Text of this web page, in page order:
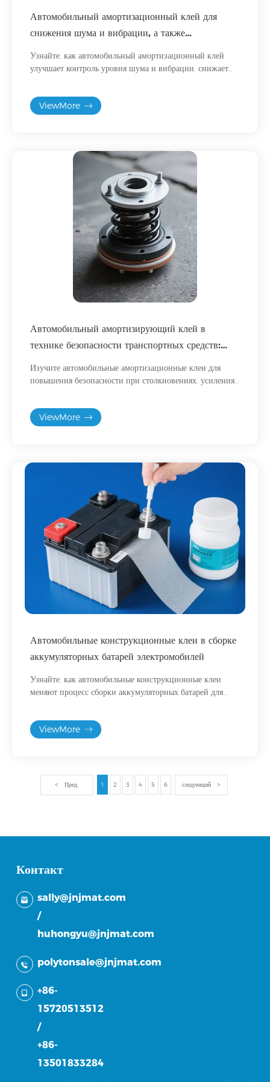
Автомобильный амортизационный клей для
снижения шума и вибрации, а также
автомобилях.
Узнайте, как автомобильный амортизационный клей
улучшает контроль уровня шума и вибрации, снижает
ViewMore
Автомобильный амортизирующий клей в
технике безопасности транспортных средств:
целостности.
Изучите автомобильные амортизационные клеи для
повышения безопасности при столкновениях, усиления
автомобилях и электромобилях.
ViewMore
Автомобильные конструкционные клеи в сборке
аккумуляторных батарей электромобилей
Узнайте, как автомобильные конструкционные клеи
меняют процесс сборки аккумуляторных батарей для
столкновении, регулировании тепловых режимов и
ViewMore
Пред. 1 2 3 4 5 6 следующий
Контакт
sally@jnjmat.com
/
huhongyu@jnjmat.com
polytonsale@jnjmat.com
+86-
15720513512
/
+86-
13501833284